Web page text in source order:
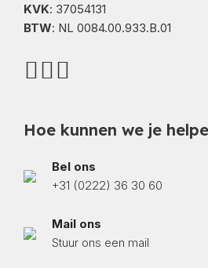
KVK: 37054131
BTW: NL 0084.00.933.B.01
Hoe kunnen we je
Bel ons
+31 (0222) 36 30 60
Mail ons
Stuur ons een mail